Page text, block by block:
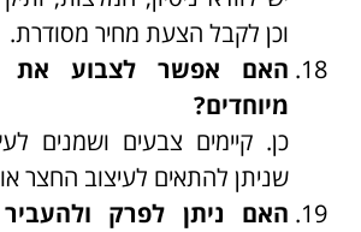
וכן לקבל הצעת מחיר מסודרת.
האם אפשר לצבוע את
מיוחדים?
כן. קיימים צבעים ושמנים
שניתן להתאים לעיצוב החצר
האם ניתן לפרק